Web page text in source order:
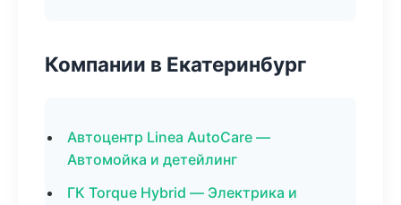
Компании в Екатеринбург
Автоцентр Linea AutoCare —
Автомойка и детейлинг
ГК Torque Hybrid — Электрика и